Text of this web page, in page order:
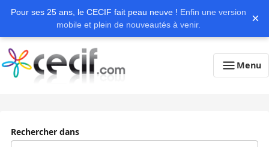
Pour ses 25 ans, le CECIF fait peau neuve ! Enfin une version
mobile et plein de nouveautés à venir.
×
Menu
Rechercher dans